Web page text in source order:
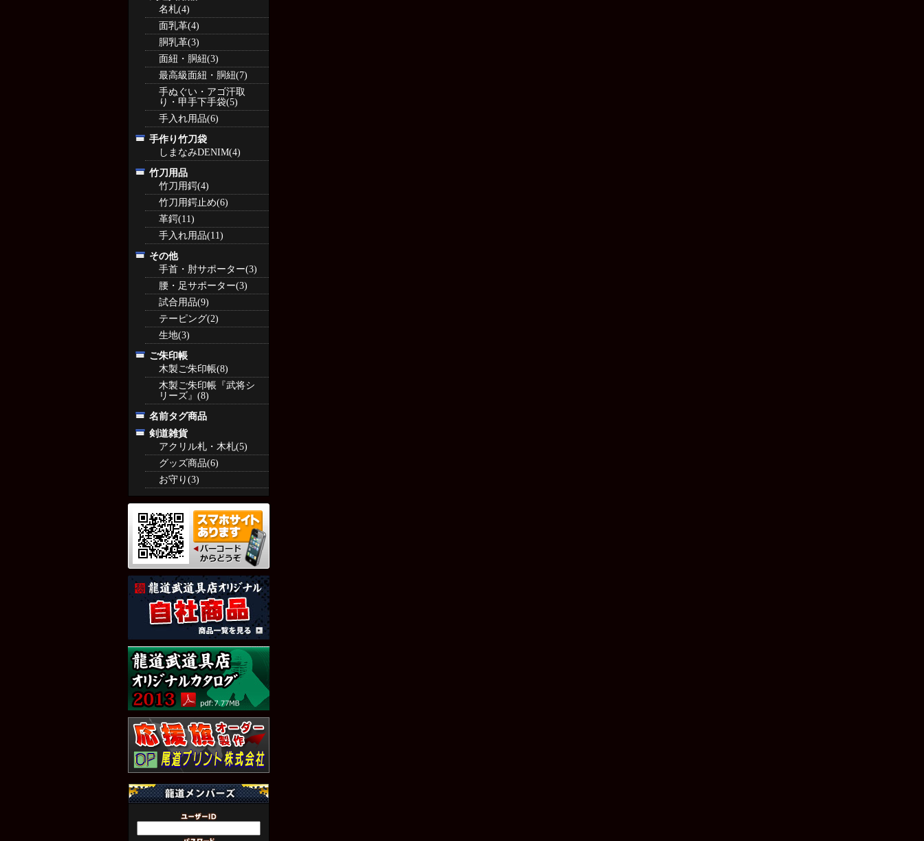
名札(4)
面乳革(4)
胴乳革(3)
面紐・胴紐(3)
最高級面紐・胴紐(7)
手ぬぐい・アゴ汗取
り・甲手下手袋(5)
手入れ用品(6)
手作り竹刀袋
しまなみDENIM(4)
竹刀用品
竹刀用鍔(4)
竹刀用鍔止め(6)
革鍔(11)
手入れ用品(11)
その他
手首・肘サポーター(3)
腰・足サポーター(3)
試合用品(9)
テーピング(2)
生地(3)
ご朱印帳
木製ご朱印帳(8)
木製ご朱印帳『武将シ
リーズ』(8)
名前タグ商品
剣道雑貨
アクリル札・木札(5)
グッズ商品(6)
お守り(3)